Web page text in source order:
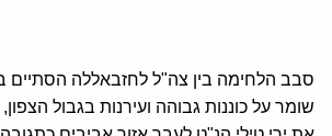
סבב הלחימה בין צה"ל לחזבאללה הסתיים
שומר על כוננות גבוהה ועירנות בגבול